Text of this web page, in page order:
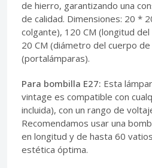
de hierro, garantizando una
de calidad. Dimensiones: 20 *
colgante), 120 CM (longitud
20 CM (diámetro del cuerpo de
(portalámparas).
Para bombilla E27: Esta
vintage es compatible con
incluida), con un rango de
Recomendamos usar una
en longitud y de hasta 60
estética óptima.